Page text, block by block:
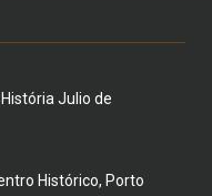
Julio de
Histórico, Porto